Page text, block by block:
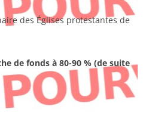
des Églises protestantes de
de fonds à 80-90 % (de suite